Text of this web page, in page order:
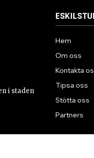
i staden
Hem
Om oss
Kontakta
Tipsa oss
Stötta oss
Partners